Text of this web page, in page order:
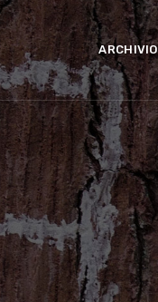
ARCHIVIO